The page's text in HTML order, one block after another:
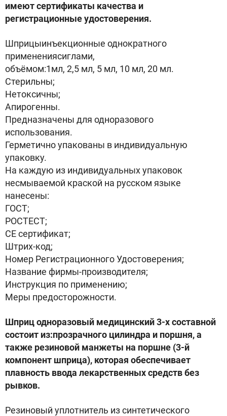
имеют сертификаты качества и
регистрационные удостоверения.
Шприцыинъекционные однократного
применениясиглами,
объёмом:1мл, 2,5 мл, 5 мл, 10 мл, 20 мл.
Стерильны;
Нетоксичны;
Апирогенны.
Предназначены для одноразового
использования.
Герметично упакованы в индивидуальную
упаковку.
На каждую из индивидуальных упаковок
несмываемой краской на русском языке
нанесены:
ГОСТ;
РОСТЕСТ;
СЕ сертификат;
Штрих-код;
Номер Регистрационного Удостоверения;
Название фирмы-производителя;
Инструкция по применению;
Меры предосторожности.
Шприц одноразовый медицинский 3-х составной
состоит из:прозрачного цилиндра и поршня, а
также резиновой манжеты на поршне (3-й
компонент шприца), которая обеспечивает
плавность ввода лекарственных средств без
рывков.
Резиновый уплотнитель из синтетического